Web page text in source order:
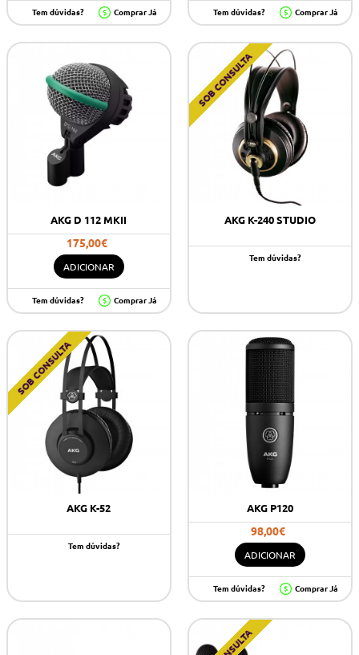
Tem dúvidas? Comprar Já Tem dúvidas? Comprar Já
AKG D 112 MKII
175,00€
ADICIONAR
Tem dúvidas? Comprar Já
SOB CONSULTA
AKG K-240 STUDIO
Tem dúvidas?
SOB CONSULTA
AKG K-52
Tem dúvidas?
AKG P120
98,00€
ADICIONAR
Tem dúvidas? Comprar Já